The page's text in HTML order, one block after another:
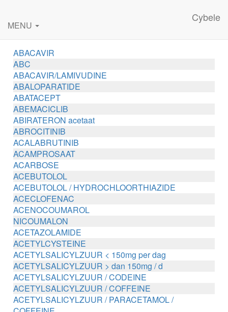
Cybele
MENU
ABACAVIR
ABC
ABACAVIR/LAMIVUDINE
ABALOPARATIDE
ABATACEPT
ABEMACICLIB
ABIRATERON acetaat
ABROCITINIB
ACALABRUTINIB
ACAMPROSAAT
ACARBOSE
ACEBUTOLOL
ACEBUTOLOL / HYDROCHLOORTHIAZIDE
ACECLOFENAC
ACENOCOUMAROL
NICOUMALON
ACETAZOLAMIDE
ACETYLCYSTEINE
ACETYLSALICYLZUUR < 150mg per dag
ACETYLSALICYLZUUR > dan 150mg / d
ACETYLSALICYLZUUR / CODEINE
ACETYLSALICYLZUUR / COFFEINE
ACETYLSALICYLZUUR / PARACETAMOL /